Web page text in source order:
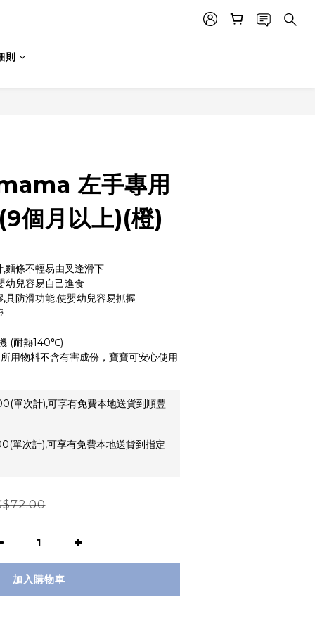
則
左手專用
個月以上)(橙)
麵條不輕易由叉逢滑下
幼兒容易自己進食
具防滑功能,使嬰幼兒容易抓握
(耐熱140℃)
用物料不含有害成份，寶寶可安心使用
單次計),可享有免費本地送貨到順豐
單次計),可享有免費本地送貨到指定
加入購物車